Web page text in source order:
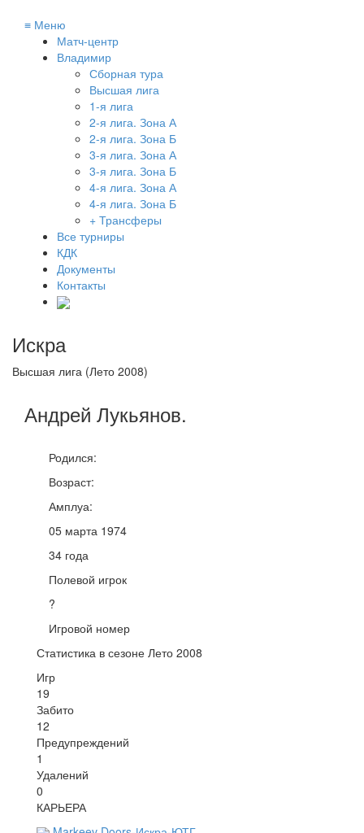
≡ Меню
Матч-центр
Владимир
Сборная тура
Высшая лига
1-я лига
2-я лига. Зона А
2-я лига. Зона Б
3-я лига. Зона А
3-я лига. Зона Б
4-я лига. Зона А
4-я лига. Зона Б
+ Трансферы
Все турниры
КДК
Документы
Контакты
Искра
Высшая лига (Лето 2008)
Андрей Лукьянов.
Родился:
Возраст:
Амплуа:
05 марта 1974
34 года
Полевой игрок
?
Игровой номер
Статистика в сезоне Лето 2008
Игр
19
Забито
12
Предупреждений
1
Удалений
0
КАРЬЕРА